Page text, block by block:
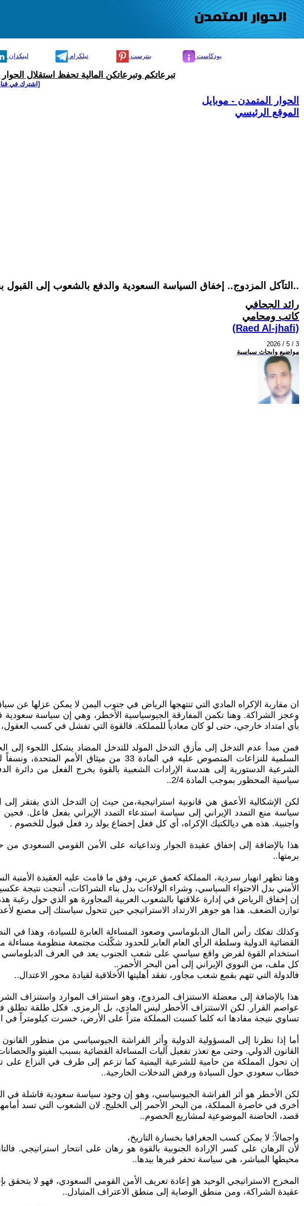
لينكدإن تيلكرام بنترست بودكاست
تبرعاتكم وتبرعاتكن المالية تحفظ استقلال
[اشترك في
الحوار المتمدن - موبايل
الموقع الرئيسي
التآكل المزدوج.. إخفاق السياسة السعودية والدفع بالشعوب إلى القبول بخصوم الرياض.. حالة التعاطي السعودي مع جنوب اليمن انموجاً..
رائد الجحافي
كاتب ومحامي
(Raed Al-jhafi)
2026 / 5 / 3
مواضيع وابحاث سياسية
ان مقاربة الإكراه المادي التي تنتهجها الرياض في جنوب اليمن لا يمكن عزلها
وعجز الشراكة. وهنا تكمن المفارقة الجيوسياسية الأخطر، وهي إن سياسة سعودية
بأي امتداد خارجي، حتى لو كان معادياً للمملكة. فالقوة التي تفشل في كسب
فمن مبدأ عدم التدخل إلى مأزق التدخل المولد للتدخل المضاد يشكل اللجوء إلى
السلمية للنزاعات المنصوص عليه في
سياسية المحظور بموجب المادة 2/4..
لكن الإشكالية الأعمق هي قانونية استراتيجية،من حيث إن التدخل الذي يفتقر
سياسة منع التمدد الإيراني إلى سياسة استدعاء التمدد الإيراني بفعل فاعل.
واجنبية. هذه هي ديالكتيك الإكراه، أي كل فعل إخضاع يولد رد فعل قبول للخصوم .
هذا بالإضافة إلى إخفاق عقيدة الجوار وتداعياته على الأمن القومي السعودي من
برمتها..
وهنا تظهر انهيار سردية، المملكة كعمق عربي، وفق ما قامت عليه العقيدة الأمنية
الأمني بدل الاحتواء السياسي، وشراء الولاءات بدل بناء الشراكات، أنتجت
إن إخفاق الرياض في إدارة علاقتها بالشعوب العربية المجاورة هو الذي حول
توازن الضعف. هذا هو جوهر الارتداد الاستراتيجي حين تتحول سياستك إلى مصنع
وكذلك تفكك رأس المال الدبلوماسي وصعود المساءلة العابرة للسيادة، وهذا في
القضائية الدولية وسلطة الرأي العام العابر للحدود شكّلت مجتمعة منظومة مساءلة
استخدام القوة لفرض واقع سياسي على شعب الجنوب يعد في العرف الدبلوماسي
كل ملف، من النووي الإيراني إلى أمن البحر الأحمر..
فالدولة التي تتهم بقمع شعب مجاور، تفقد أهليتها الأخلاقية لقيادة محور الاعتدال..
هذا بالإضافة إلى معضلة الاستنزاف المزدوج، وهو استنزاف الموارد واستنزاف
عواصم القرار. لكن الاستنزاف الأخطر ليس المادي، بل الرمزي. فكل طلقة تطلق
تساوي نتيجة مفادها انه كلما كسبت المملكة متراً على الأرض، خسرت كيلومتراً في
أما إذا نظرنا إلى المسؤولية الدولية وأثر الفراشة الجيوسياسي من منظور
القانون الدولي. وحتى مع تعذر تفعيل آليات المساءلة القضائية بسبب الفيتو
إن تحول المملكة من حامية للشرعية اليمنية كما تزعم إلى طرف في النزاع
خطاب سعودي حول السيادة ورفض التدخلات الخارجية..
لكن الأخطر هو أثر الفراشة الجيوسياسي، وهو إن وجود سياسة سعودية فاشلة في
أخرى في خاصرة المملكة، من البحر الأحمر إلى الخليج. لان الشعوب التي تسد
قصد، الحاضنة الموضوعية لمشاريع الخصوم..
واجمالاً: لا يمكن كسب الجغرافيا بخسارة التاريخ،
لأن الرهان على كسر الإرادة الجنوبية بالقوة هو رهان على انتحار استراتيجي.
محيطها المباشر، هي سياسة تحفر قبرها بيدها..
المخرج الاستراتيجي الوحيد هو إعادة تعريف الأمن القومي السعودي، فهو لا يتحقق
عقيدة الشراكة، ومن منطق الوصاية إلى منطق الاعتراف المتبادل..